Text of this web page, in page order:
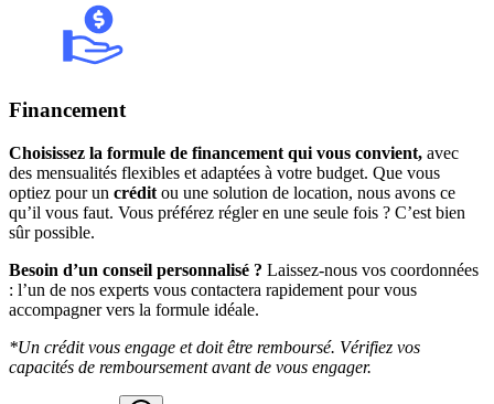
Financement
Choisissez la formule de financement qui vous convient, avec
des mensualités flexibles et adaptées à votre budget. Que vous
optiez pour un crédit ou une solution de location, nous avons ce
qu’il vous faut. Vous préférez régler en une seule fois ? C’est bien
sûr possible.
Besoin d’un conseil personnalisé ? Laissez-nous vos coordonnées
: l’un de nos experts vous contactera rapidement pour vous
accompagner vers la formule idéale.
*Un crédit vous engage et doit être remboursé. Vérifiez vos
capacités de remboursement avant de vous engager.